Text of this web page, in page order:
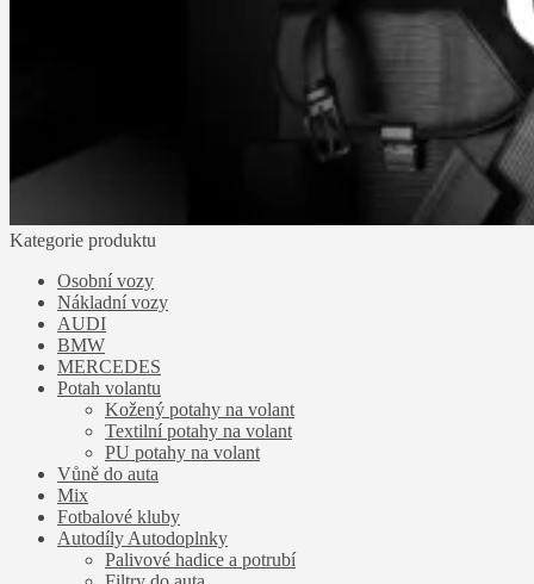
Kategorie produktu
Osobní vozy
Nákladní vozy
AUDI
BMW
MERCEDES
Potah volantu
Kožený potahy na volant
Textilní potahy na volant
PU potahy na volant
Vůně do auta
Mix
Fotbalové kluby
Autodíly Autodoplnky
Palivové hadice a potrubí